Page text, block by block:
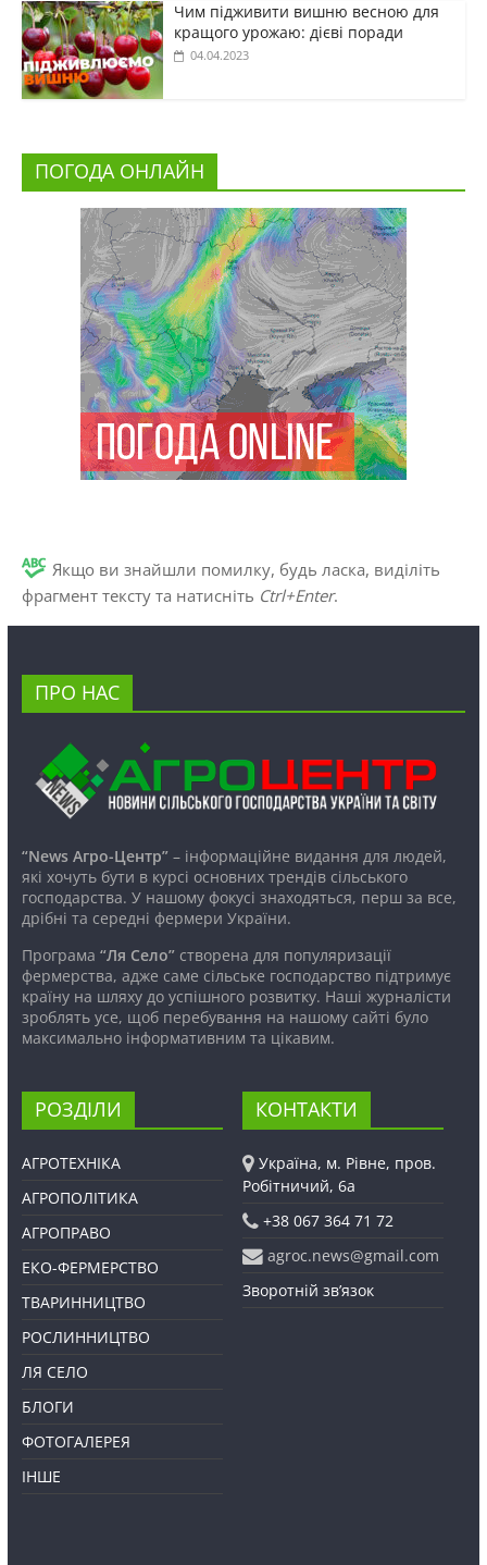
Чим підживити вишню весною для
кращого урожаю: дієві поради
04.04.2023
ПОГОДА ОНЛАЙН
Якщо ви знайшли помилку, будь ласка, виділіть
фрагмент тексту та натисніть Ctrl+Enter.
ПРО НАС
“News Агро-Центр”– інформаційне видання для людей,
які хочуть бути в курсі основних трендів сільського
господарства. У нашому фокусі знаходяться, перш за все,
дрібні та середні фермери України.
Програма “Ля Село”створена для популяризації
фермерства, адже саме сільське господарство підтримує
країну на шляху до успішного розвитку. Наші журналісти
зроблять усе, щоб перебування на нашому сайті було
максимально інформативним та цікавим.
РОЗДІЛИ
АГРОТЕХНІКА
АГРОПОЛІТИКА
АГРОПРАВО
ЕКО-ФЕРМЕРСТВО
ТВАРИННИЦТВО
РОСЛИННИЦТВО
ЛЯ СЕЛО
БЛОГИ
ФОТОГАЛЕРЕЯ
ІНШЕ
КОНТАКТИ
Україна, м. Рівне, пров.
Робітничий, 6а
+38 067 364 71 72
agroc.news@gmail.com
Зворотній зв’язок